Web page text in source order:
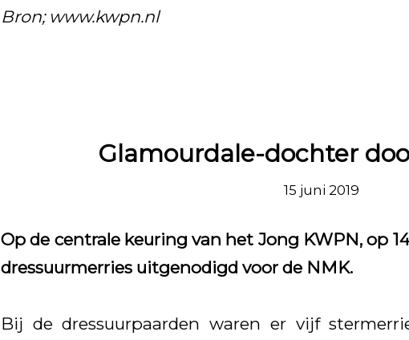
Bron; www.kwpn.nl
Glamourdale-dochter
15 juni 2019
Op de centrale keuring van het Jong KWPN, op
dressuurmerries uitgenodigd voor de NMK.
Bij de dressuurpaarden waren er vijf